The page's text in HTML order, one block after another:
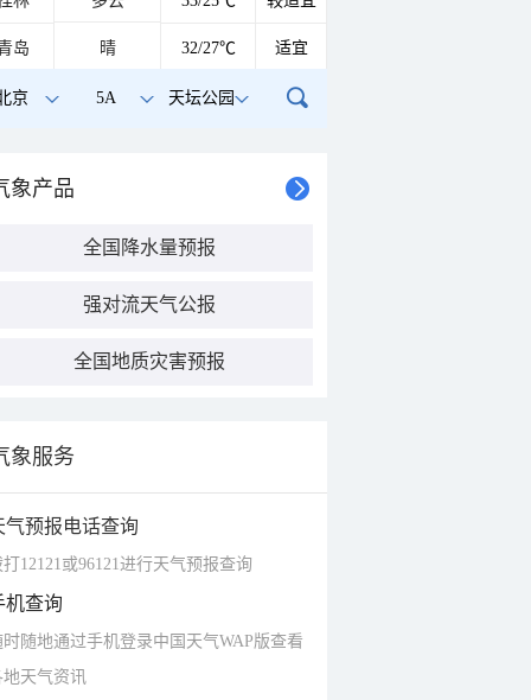
岛 晴 32/27℃ 适宜
京 5A 天坛公园
象产品
全国降水量预报
强对流天气公报
全国地质灾害预报
象服务
气预报电话查询
打12121或96121进行天气预报查询
机查询
时随地通过手机登录中国天气WAP版查看
地天气资讯